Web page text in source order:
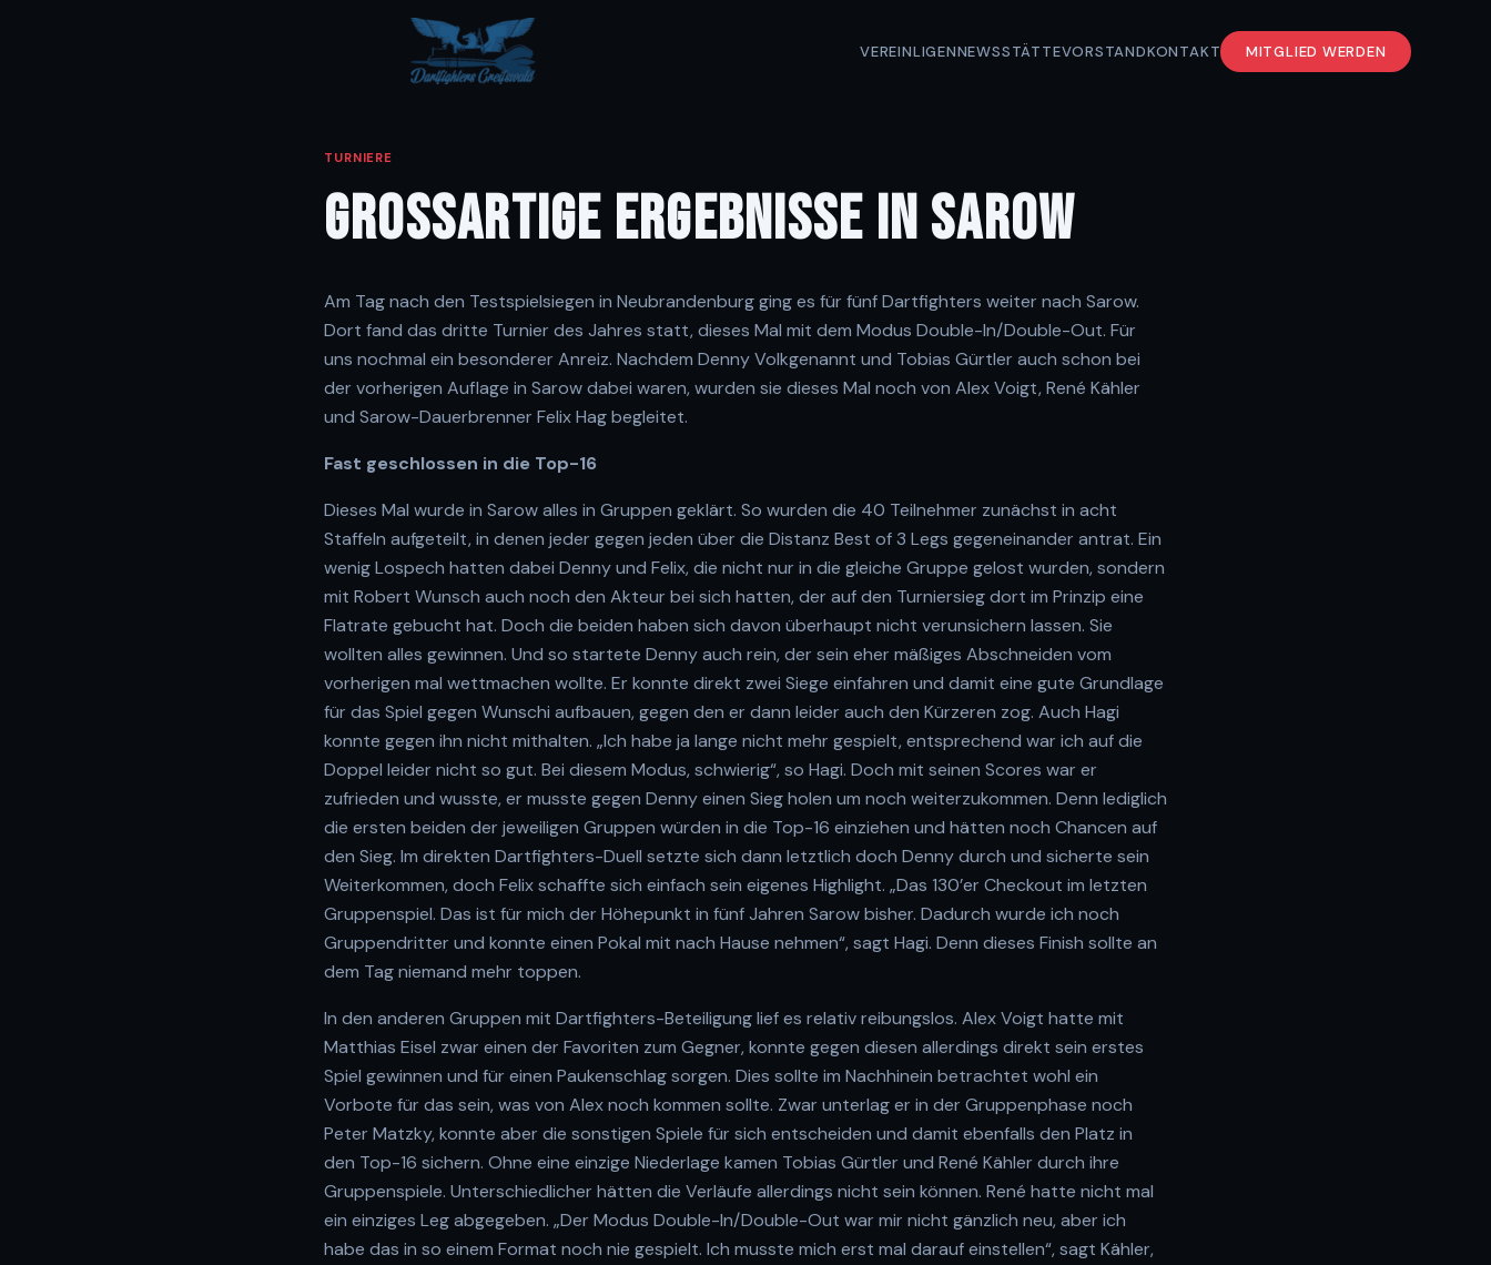
VEREINLIGENNEWSSTÄTTEVORSTANDKONTAKT MITGLIED WERDEN
TURNIERE
GROSSARTIGE ERGEBNISSE IN SAROW
Am Tag nach den Testspielsiegen in Neubrandenburg ging es für fünf Dartfighters weiter nach Sarow.
Dort fand das dritte Turnier des Jahres statt, dieses Mal mit dem Modus Double-In/Double-Out. Für
uns nochmal ein besonderer Anreiz. Nachdem Denny Volkgenannt und Tobias Gürtler auch schon bei
der vorherigen Auflage in Sarow dabei waren, wurden sie dieses Mal noch von Alex Voigt, René Kähler
und Sarow-Dauerbrenner Felix Hag begleitet.
Fast geschlossen in die Top-16
Dieses Mal wurde in Sarow alles in Gruppen geklärt. So wurden die 40 Teilnehmer zunächst in acht
Staffeln aufgeteilt, in denen jeder gegen jeden über die Distanz Best of 3 Legs gegeneinander antrat. Ein
wenig Lospech hatten dabei Denny und Felix, die nicht nur in die gleiche Gruppe gelost wurden, sondern
mit Robert Wunsch auch noch den Akteur bei sich hatten, der auf den Turniersieg dort im Prinzip eine
Flatrate gebucht hat. Doch die beiden haben sich davon überhaupt nicht verunsichern lassen. Sie
wollten alles gewinnen. Und so startete Denny auch rein, der sein eher mäßiges Abschneiden vom
vorherigen mal wettmachen wollte. Er konnte direkt zwei Siege einfahren und damit eine gute Grundlage
für das Spiel gegen Wunschi aufbauen, gegen den er dann leider auch den Kürzeren zog. Auch Hagi
konnte gegen ihn nicht mithalten. „Ich habe ja lange nicht mehr gespielt, entsprechend war ich auf die
Doppel leider nicht so gut. Bei diesem Modus, schwierig“, so Hagi. Doch mit seinen Scores war er
zufrieden und wusste, er musste gegen Denny einen Sieg holen um noch weiterzukommen. Denn lediglich
die ersten beiden der jeweiligen Gruppen würden in die Top-16 einziehen und hätten noch Chancen auf
den Sieg. Im direkten Dartfighters-Duell setzte sich dann letztlich doch Denny durch und sicherte sein
Weiterkommen, doch Felix schaffte sich einfach sein eigenes Highlight. „Das 130’er Checkout im letzten
Gruppenspiel. Das ist für mich der Höhepunkt in fünf Jahren Sarow bisher. Dadurch wurde ich noch
Gruppendritter und konnte einen Pokal mit nach Hause nehmen“, sagt Hagi. Denn dieses Finish sollte an
dem Tag niemand mehr toppen.
In den anderen Gruppen mit Dartfighters-Beteiligung lief es relativ reibungslos. Alex Voigt hatte mit
Matthias Eisel zwar einen der Favoriten zum Gegner, konnte gegen diesen allerdings direkt sein erstes
Spiel gewinnen und für einen Paukenschlag sorgen. Dies sollte im Nachhinein betrachtet wohl ein
Vorbote für das sein, was von Alex noch kommen sollte. Zwar unterlag er in der Gruppenphase noch
Peter Matzky, konnte aber die sonstigen Spiele für sich entscheiden und damit ebenfalls den Platz in
den Top-16 sichern. Ohne eine einzige Niederlage kamen Tobias Gürtler und René Kähler durch ihre
Gruppenspiele. Unterschiedlicher hätten die Verläufe allerdings nicht sein können. René hatte nicht mal
ein einziges Leg abgegeben. „Der Modus Double-In/Double-Out war mir nicht gänzlich neu, aber ich
habe das in so einem Format noch nie gespielt. Ich musste mich erst mal darauf einstellen“, sagt Kähler,